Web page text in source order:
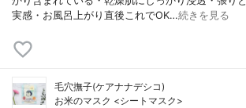
実感・お風呂上がり直後これでOK…続きを見る
毛穴撫子(ケアナナデシコ)
お米のマスク <シートマスク>